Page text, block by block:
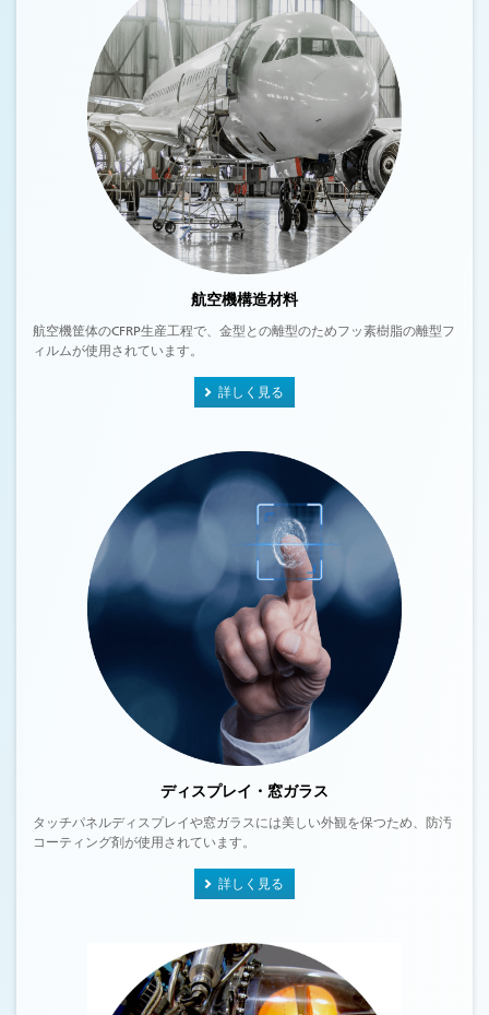
航空機構造材料
航空機筐体のCFRP生産工程で、金型との離型のためフッ素樹脂の離型フ
ィルムが使用されています。
詳しく見る
ディスプレイ・窓ガラス
タッチパネルディスプレイや窓ガラスには美しい外観を保つため、防汚
コーティング剤が使用されています。
詳しく見る